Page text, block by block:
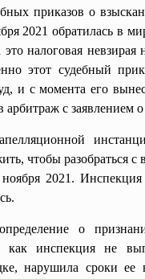
приказов о
2021 обратилась в
налоговая
этот судебный
и с момента его
арбитраж с заявлением
чтобы разобраться
2021.
о
как инспекция не
нарушила сроки